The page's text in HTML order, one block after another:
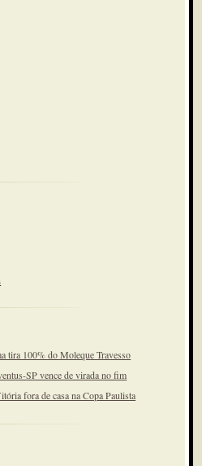
tira 100% do Moleque Travesso
SP vence de virada no fim
fora de casa na Copa Paulista